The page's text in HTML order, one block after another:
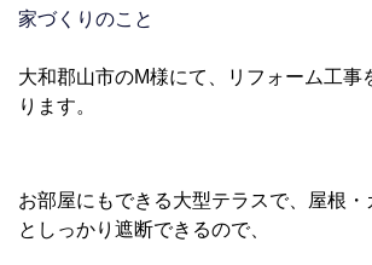
家づくりのこと
大和郡山市のM様にて、リフォーム工事
ります。
お部屋にもできる大型テラスで、屋根
としっかり遮断できるので、